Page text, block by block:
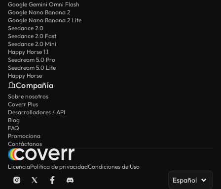
Google Gemini Omni Flash
Google Nano Banana 2
Google Nano Banana 2 Lite
Seedance 2.0
Seedance 2.0 Fast
Seedance 2.0 Mini
Happy Horse 1.1
Seedream 5.0 Pro
Seedream 5.0 Lite
Happy Horse
Compañía
Sobre nosotros
Coverr Plus
Desarrolladores / API
Blog
FAQ
Promociona
Contáctanos
LicenciaPolítica de privacidadCondiciones de Uso
Español